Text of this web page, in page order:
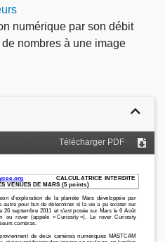
numérique par son débit
nombres à une image